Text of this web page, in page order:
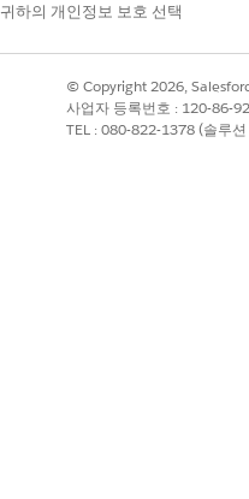
귀하의 개인정보 보호 선택
© Copyright 2026,
사업자 등록번호 : 120-86-
TEL : 080-822-1378 (솔루